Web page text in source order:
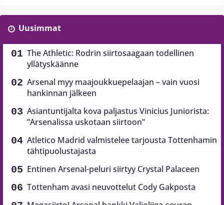
Uusimmat
The Athletic: Rodrin siirtosaagaan todellinen
yllätyskäänne
Arsenal myy maajoukkuepelaajan – vain vuosi
hankinnan jälkeen
Asiantuntijalta kova paljastus Vinicius Juniorista:
”Arsenalissa uskotaan siirtoon”
Atletico Madrid valmistelee tarjousta Tottenhamin
tähtipuolustajasta
Entinen Arsenal-peluri siirtyy Crystal Palaceen
Tottenham avasi neuvottelut Cody Gakposta